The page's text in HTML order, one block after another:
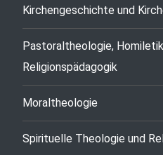
Kirchengeschichte und
Pastoraltheologie,
Religionspädagogik
Moraltheologie
Spirituelle Theologie und